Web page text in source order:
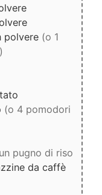
polvere (o 1
(o 4 pomodori
pugno di riso
da caffè